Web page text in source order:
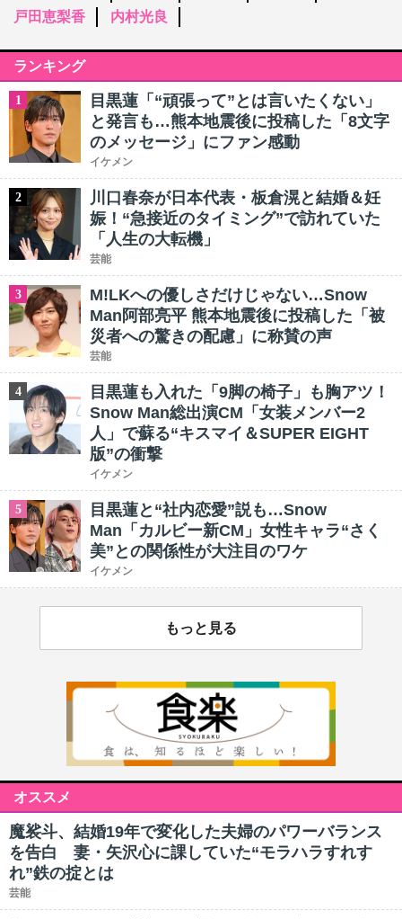
戸田恵梨香 内村光良
ランキング
1
目黒蓮「“頑張って”とは言いたくない」
と発言も…熊本地震後に投稿した「8文字
のメッセージ」にファン感動
イケメン
2
川口春奈が日本代表・板倉滉と結婚＆妊
娠！“急接近のタイミング”で訪れていた
「人生の大転機」
芸能
3
M!LKへの優しさだけじゃない…Snow
Man阿部亮平 熊本地震後に投稿した「被
災者への驚きの配慮」に称賛の声
芸能
4
目黒蓮も入れた「9脚の椅子」も胸アツ！
Snow Man総出演CM「女装メンバー2
人」で蘇る“キスマイ＆SUPER EIGHT
版”の衝撃
イケメン
5
目黒蓮と“社内恋愛”説も…Snow
Man「カルビー新CM」女性キャラ“さく
美”との関係性が大注目のワケ
イケメン
もっと見る
オススメ
魔裟斗、結婚19年で変化した夫婦のパワーバランス
を告白 妻・矢沢心に課していた“モラハラすれす
れ”鉄の掟とは
芸能